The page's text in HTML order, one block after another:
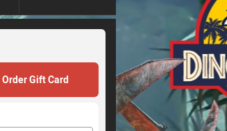
Order Gift Card